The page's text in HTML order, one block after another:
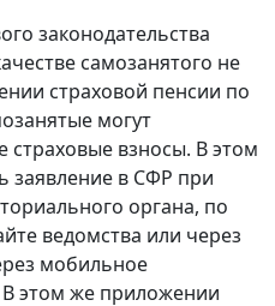
законодательства
самозанятого не
страховой пенсии по
могут
взносы. В этом
заявление в СФР при
органа, по
ведомства или через
мобильное
этом же приложении